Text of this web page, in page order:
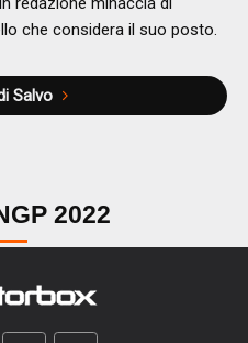
che considera il suo posto.
Salvo
2022